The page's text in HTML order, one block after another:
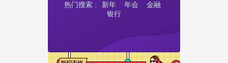
热门搜索 : 新年 年会
金融
银行